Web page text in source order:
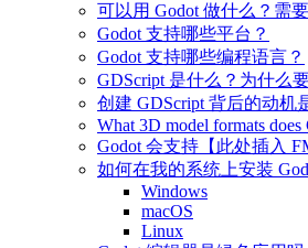
可以用 Godot 做什么？需
Godot 支持哪些平台？
Godot 支持哪些编程语言？
GDScript 是什么？为什么
创建 GDScript 背后的动机
What 3D model formats does
Godot 会支持【此处插入
如何在我的系统上安装
Windows
macOS
Linux